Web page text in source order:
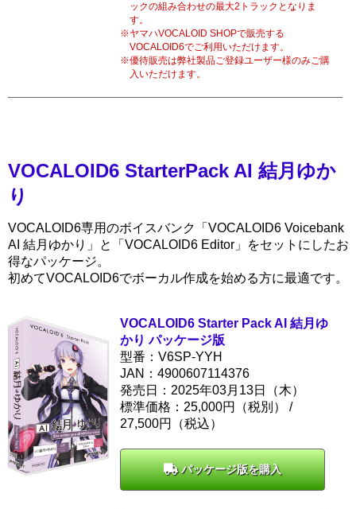
ックの組み合わせの最大2トラックとなりま
す。
ヤマハVOCALOID SHOPで販売する
VOCALOID6でご利用いただけます。
優待販売は弊社製品ご登録ユーザー様のみご購
入いただけます。
VOCALOID6 StarterPack AI 結月ゆか
り
VOCALOID6専用のボイスバンク「VOCALOID6 Voicebank
AI 結月ゆかり」と「VOCALOID6 Editor」をセットにしたお
得なパッケージ。
初めてVOCALOID6でボーカル作成を始める方に最適です。
VOCALOID6 Starter Pack AI 結月ゆ
かり パッケージ版
型番：V6SP-YYH
JAN：4900607114376
発売日：2025年03月13日（木）
標準価格：25,000円（税別） /
27,500円（税込）
パッケージ版を購入